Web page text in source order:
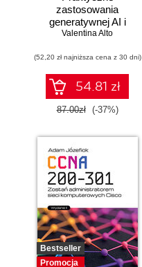
zastosowania
generatywnej AI i
ChatGPT.
potencjał inżynierii
promptów z
technologiami
OpenAI dla
zwiększenia
kreatywności.
Wydanie II
Valentina Alto
(52,20 zł najniższa cena z 30 dni)
54.81 zł
87.00zł (-37%)
Bestseller
Promocja